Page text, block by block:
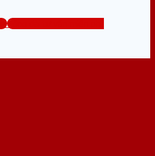
Tổng đài tư vấn miễn phí: